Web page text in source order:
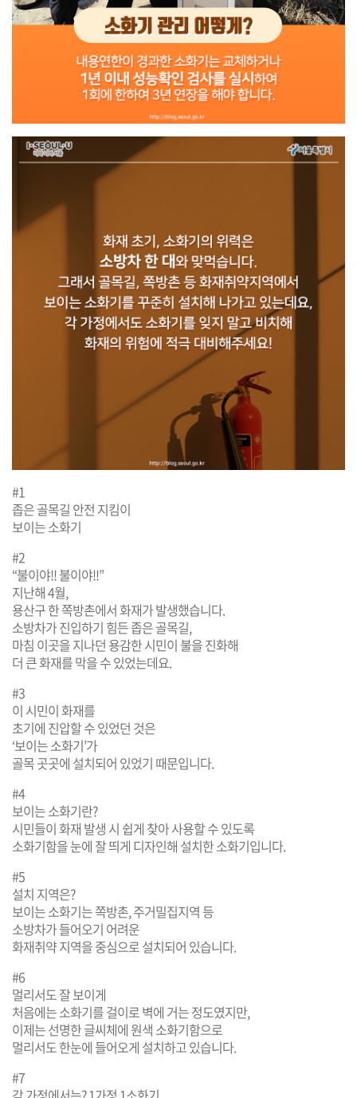
#1
좁은 골목길 안전 지킴이
보이는 소화기
#2
“불이야!! 불이야!!”
지난해 4월,
용산구 한 쪽방촌에서 화재가 발생했습니다.
소방차가 진입하기 힘든 좁은 골목길,
마침 이곳을 지나던 용감한 시민이 불을 진화해
더 큰 화재를 막을 수 있었는데요.
#3
이 시민이 화재를
초기에 진압할 수 있었던 것은
‘보이는 소화기’가
골목 곳곳에 설치되어 있었기 때문입니다.
#4
보이는 소화기란?
시민들이 화재 발생 시 쉽게 찾아 사용할 수 있도록
소화기함을 눈에 잘 띄게 디자인해 설치한 소화기입니다.
#5
설치 지역은?
보이는 소화기는 쪽방촌, 주거밀집지역 등
소방차가 들어오기 어려운
화재취약 지역을 중심으로 설치되어 있습니다.
#6
멀리서도 잘 보이게
처음에는 소화기를 걸이로 벽에 거는 정도였지만,
이제는 선명한 글씨체에 원색 소화기함으로
멀리서도 한눈에 들어오게 설치하고 있습니다.
#7